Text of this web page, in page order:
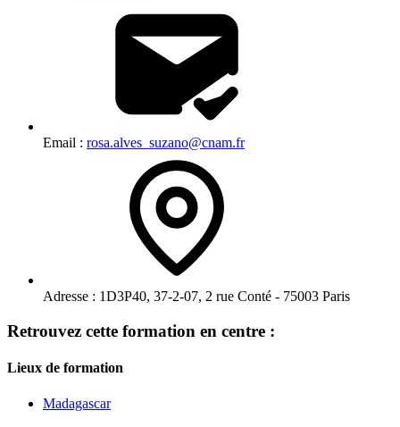
Email : rosa.alves_suzano@cnam.fr
Adresse : 1D3P40, 37-2-07, 2 rue Conté - 75003 Paris
Retrouvez cette formation en centre :
Lieux de formation
Madagascar